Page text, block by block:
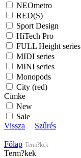
NEOmetro
RED(S)
Sport Design
HiTech Pro
FULL Height series
MIDI series
MINI series
Monopods
City (red)
Címke
New
Sale
Vissza
Szűrés
Főlap Term?kek
Term?kek